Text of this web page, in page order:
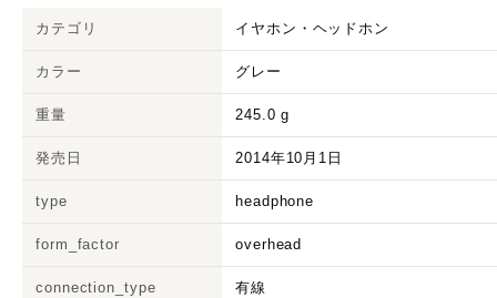
カテゴリ イヤホン・ヘッドホン
カラー グレー
重量 245.0 g
発売日 2014年10月1日
type headphone
form_factor overhead
connection_type 有線